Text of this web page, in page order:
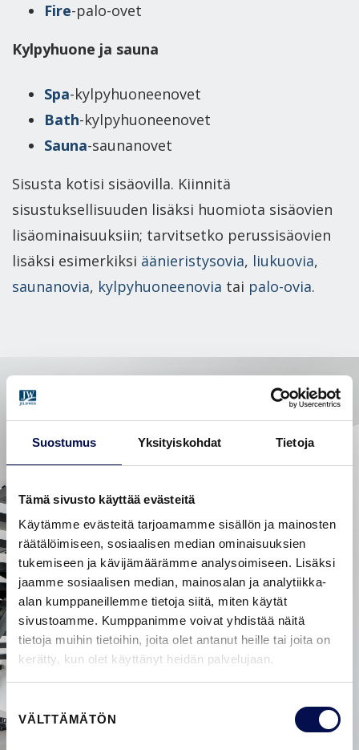
Suostumus Yksityiskohdat Tietoja
Tämä sivusto käyttää evästeitä
Käytämme evästeitä tarjoamamme sisällön ja mainosten
räätälöimiseen, sosiaalisen median ominaisuuksien
tukemiseen ja kävijämäärämme analysoimiseen. Lisäksi
jaamme sosiaalisen median, mainosalan ja analytiikka-
alan kumppaneillemme tietoja siitä, miten käytät
sivustoamme. Kumppanimme voivat yhdistää näitä
tietoja muihin tietoihin, joita olet antanut heille tai joita on
kerätty, kun olet käyttänyt heidän palvelujaan.
valinta
VÄLTTÄMÄTÖN
Fire-palo-ovet
Kylpyhuone ja sauna
Spa-kylpyhuoneenovet
Bath-kylpyhuoneenovet
Sauna-saunanovet
Sisusta kotisi sisäovilla. Kiinnitä
sisustuksellisuuden lisäksi huomiota sisäovien
lisäominaisuuksiin; tarvitsetko perussisäovien
lisäksi esimerkiksi äänieristysovia, liukuovia,
saunanovia, kylpyhuoneenovia tai palo-ovia.